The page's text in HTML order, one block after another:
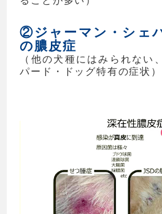
②ジャーマン・シェ
の膿皮症
（他の犬種にはみられない
パード・ドッグ特有の症状）